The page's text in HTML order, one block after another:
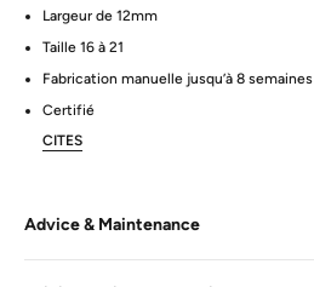
Largeur de 12mm
Taille 16 à 21
Fabrication manuelle jusqu’à 8 semaines
Certifié
CITES
Advice & Maintenance